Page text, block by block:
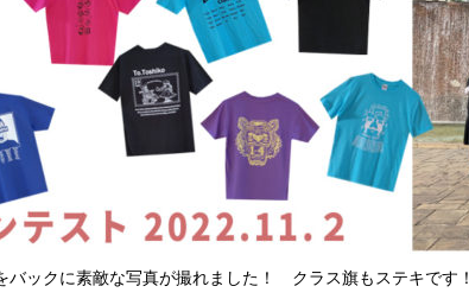
バックに素敵な写真が撮れました！ クラス旗もステキです！